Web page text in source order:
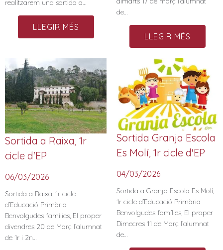
realitzarem una sortida a…
LLEGIR MÉS
de…
LLEGIR MÉS
Sortida a Raixa, 1r
cicle d'EP
06/03/2026
Sortida a Raixa, 1r cicle
d’Educació Primària
Benvolgudes famílies, El proper
divendres 20 de Març l’alumnat
de 1r i 2n…
Sortida Granja Escola
Es Molí, 1r cicle d'EP
04/03/2026
Sortida a Granja Escola Es Molí,
1r cicle d’Educació Primària
Benvolgudes famílies, El proper
Dimecres 11 de Març l’alumnat
de…